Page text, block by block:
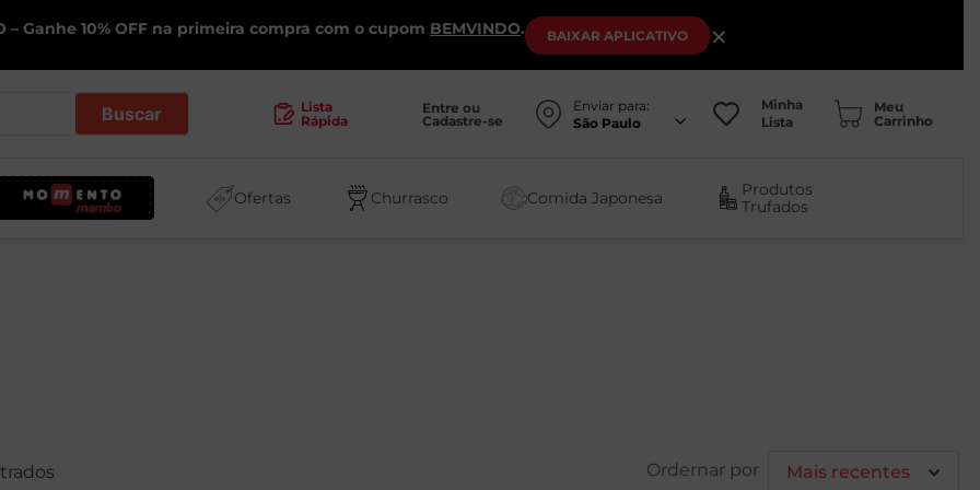
– Ganhe 10% OFF na primeira compra com o cupom BEMVINDO. BAIXAR APLICATIVO ×
Lista
Rápida
Entre ou
Cadastre-se
Enviar para:
São Paulo
Minha
Lista
Ofertas Churrasco Comida Japonesa
Produtos
Trufados
Mais recentes